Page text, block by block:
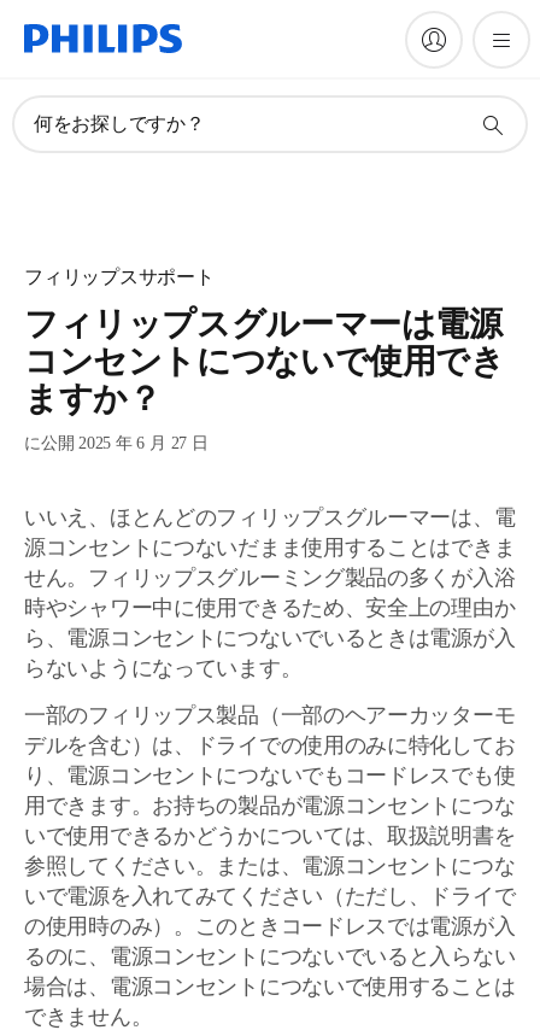
何をお探しですか？
フィリップスサポート
フィリップスグルーマーは電源
コンセントにつないで使用でき
ますか？
に公開 2025 年 6 月 27 日
いいえ、ほとんどのフィリップスグルーマーは、電
源コンセントにつないだまま使用することはできま
せん。フィリップスグルーミング製品の多くが入浴
時やシャワー中に使用できるため、安全上の理由か
ら、電源コンセントにつないでいるときは電源が入
らないようになっています。
一部のフィリップス製品（一部のヘアーカッターモ
デルを含む）は、ドライでの使用のみに特化してお
り、電源コンセントにつないでもコードレスでも使
用できます。お持ちの製品が電源コンセントにつな
いで使用できるかどうかについては、取扱説明書を
参照してください。または、電源コンセントにつな
いで電源を入れてみてください（ただし、ドライで
の使用時のみ）。このときコードレスでは電源が入
るのに、電源コンセントにつないでいると入らない
場合は、電源コンセントにつないで使用することは
できません。